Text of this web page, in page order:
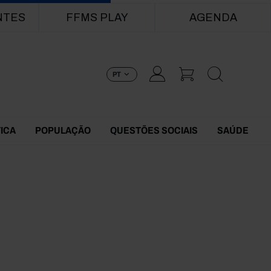
FFMS PLAY AGENDA
PT
POPULAÇÃO QUESTÕES SOCIAIS SAÚDE